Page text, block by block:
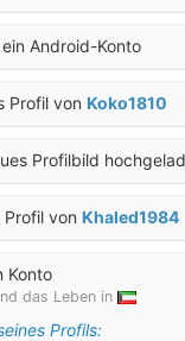
Android-Konto
Profil von Koko1810
Profilbild
von Khaled1984
Konto
das Leben in
Profils: